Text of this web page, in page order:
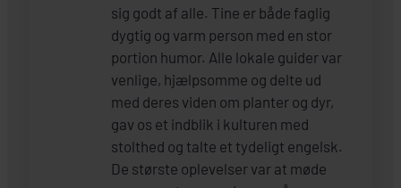
sig godt af alle. Tine er både faglig
dygtig og varm person med en stor
portion humor. Alle lokale guider var
venlige, hjælpsomme og delte ud
med deres viden om planter og dyr,
gav os et indblik i kulturen med
stolthed og talte et tydeligt engelsk.
De største oplevelser var at møde